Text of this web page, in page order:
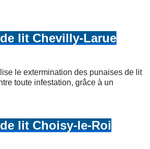
lit Chevilly-Larue
le extermination des punaises de lit
toute infestation, grâce à un
lit Choisy-le-Roi